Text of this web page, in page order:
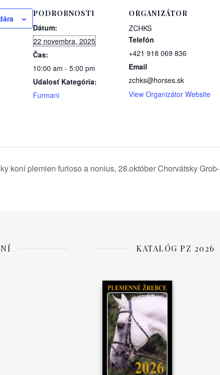
PODROBNOSTI
Dátum:
22 novembra, 2025
Čas:
10:00 am - 5:00 pm
Udalosť Kategória:
Furmani
ORGANIZÁTOR
ZCHKS
Telefón
+421 918 069 836
Email
zchks@horses.sk
View Organizátor Website
koní plemien furioso a nonius, 28.október Chorvátsky Grob-
KATALÓG PZ 2026